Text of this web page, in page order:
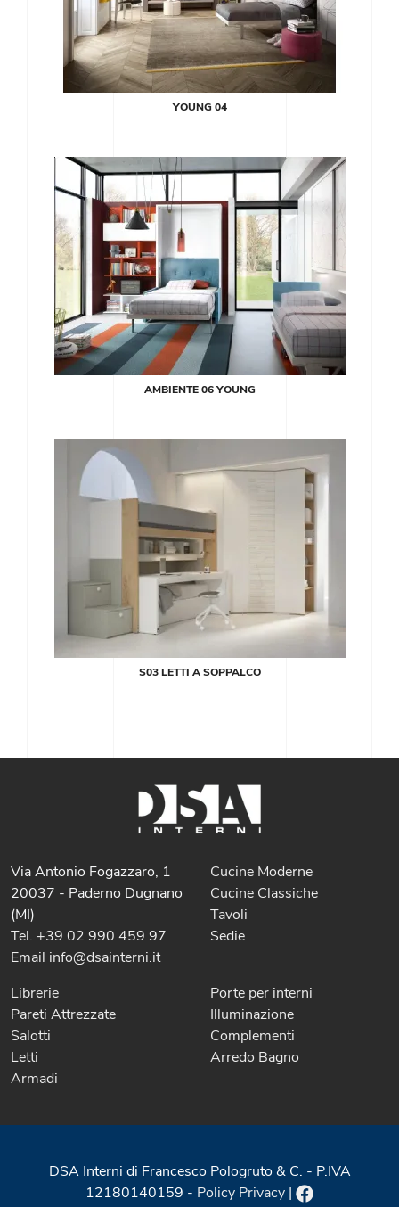
YOUNG 04
AMBIENTE 06 YOUNG
S03 LETTI A SOPPALCO
Via Antonio Fogazzaro, 1
20037 - Paderno Dugnano
(MI)
Tel. +39 02 990 459 97
Email info@dsainterni.it
Cucine Moderne
Cucine Classiche
Tavoli
Sedie
Librerie
Pareti Attrezzate
Salotti
Letti
Armadi
Porte per interni
Illuminazione
Complementi
Arredo Bagno
DSA Interni di Francesco Pologruto & C. - P.IVA
12180140159 - Policy Privacy |